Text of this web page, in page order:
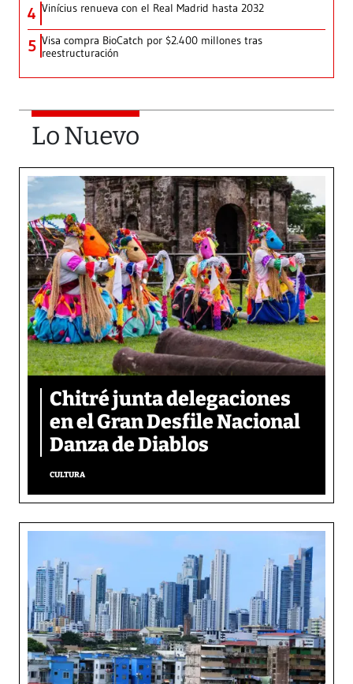
4 Vinícius renueva con el Real Madrid hasta 2032
5 Visa compra BioCatch por $2.400 millones tras
reestructuración
Lo Nuevo
Chitré junta delegaciones
en el Gran Desfile Nacional
Danza de Diablos
CULTURA